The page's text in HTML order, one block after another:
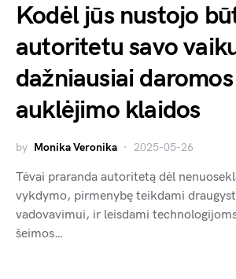
Kodėl jūs nustojo
autoritetu savo
dažniausiai daromos
auklėjimo klaidos
by Monika Veronika 2025-05-26
Tėvai praranda autoritetą dėl
vykdymo, pirmenybę teikdami
vadovavimui, ir leisdami
šeimos…